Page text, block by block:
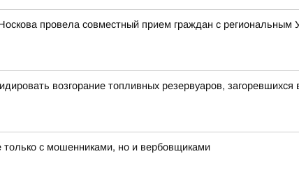
провела совместный прием граждан с
возгорание топливных резервуаров, загоревшихся
только с мошенниками, но и вербовщиками